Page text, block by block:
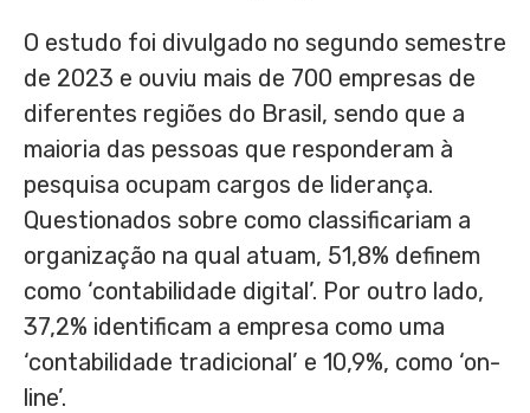
O estudo foi divulgado no segundo semestre
de 2023 e ouviu mais de 700 empresas de
diferentes regiões do Brasil, sendo que a
maioria das pessoas que responderam à
pesquisa ocupam cargos de liderança.
Questionados sobre como classificariam a
organização na qual atuam, 51,8% definem
como ‘contabilidade digital’. Por outro lado,
37,2% identificam a empresa como uma
‘contabilidade tradicional’ e 10,9%, como ‘on-
line’.